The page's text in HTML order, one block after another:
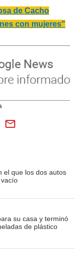
de Cacho
con mujeres"
el que los dos autos
su casa y terminó
de plástico